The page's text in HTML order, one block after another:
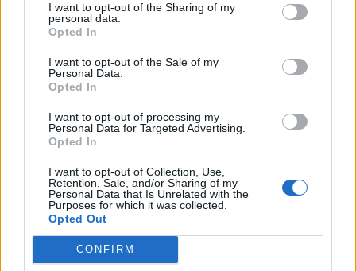
I want to opt-out of the Sharing of my
personal data.
Opted In
I want to opt-out of the Sale of my
Personal Data.
Opted In
I want to opt-out of processing my
Personal Data for Targeted Advertising.
Opted In
I want to opt-out of Collection, Use,
Retention, Sale, and/or Sharing of my
Personal Data that Is Unrelated with the
Purposes for which it was collected.
Opted Out
CONFIRM
Χωρισμός Bóμβα στην ελληνική
showbiz, μετά απο πολλά χρόνια
γάμου – Έχουν χωρίσει εδώ και μήνες
Μπορεί να έχουν χωρίσει εδώ και μερικούς
από την εφημερίδα On Time όπως και
λεπτομέρειες σχετικά με το διαζύγιο τους